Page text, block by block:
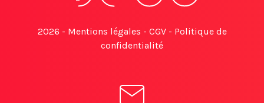
2026 - Mentions légales - CGV- Politique de
confidentialité